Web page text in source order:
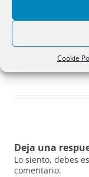
Cookie
Monasterio de
Deja una
Lo siento, debes
comentario.